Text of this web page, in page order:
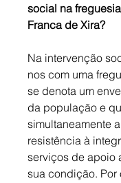
social na
Franca de Xira?
Na intervenção
nos com uma
se denota um
da população e
simultaneamente
resistência à
serviços de apoio
sua condição. Por